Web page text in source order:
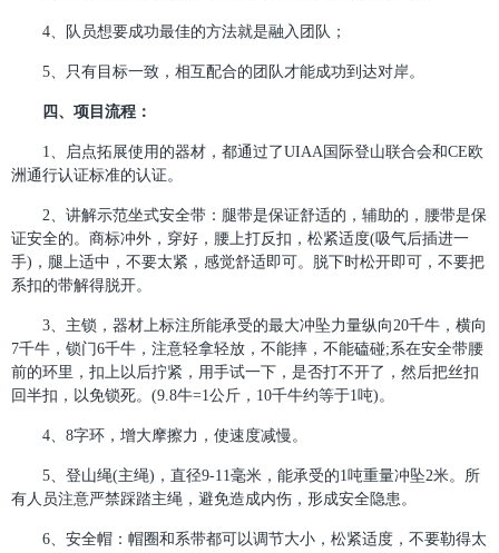
4、队员想要成功最佳的方法就是融入团队；
5、只有目标一致，相互配合的团队才能成功到达对岸。
四、项目流程：
1、
启点拓展使用的器材，都通过了UIAA国际登山联合会和CE欧
洲通行认证标准的认证。
2、讲解示范坐式安全带：腿带是保证舒适的，辅助的，腰带是保
证安全的。商标冲外，穿好，腰上打反扣，松紧适度(吸气后插进一
手)，腿上适中，不要太紧，感觉舒适即可。脱下时松开即可，不要把
系扣的带解得脱开。
3、主锁，器材上标注所能承受的最大冲坠力量纵向20千牛，横向
7千牛，锁门6千牛，注意轻拿轻放，不能摔，不能磕碰;系在安全带腰
前的环里，扣上以后拧紧，用手试一下，是否打不开了，然后把丝扣
回半扣，以免锁死。(9.8牛=1公斤，10千牛约等于1吨)。
4、8字环，增大摩擦力，使速度减慢。
5、登山绳(主绳)，直径9-11毫米，能承受的1吨重量冲坠2米。所
有人员注意严禁踩踏主绳，避免造成内伤，形成安全隐患。
6、安全帽：帽圈和系带都可以调节大小，松紧适度，不要勒得太